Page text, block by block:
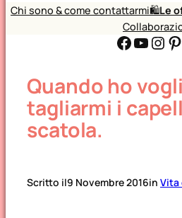
Chi sono & come contattarmi🛍️Le
Facebook YouTube Instagram Pinterest
Quando ho
tagliarmi i
scatola.
Scritto il9 Novembre 2016in Vita